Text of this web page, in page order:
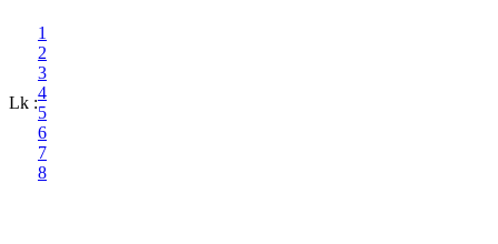
Lk :
1
2
3
4
5
6
7
8